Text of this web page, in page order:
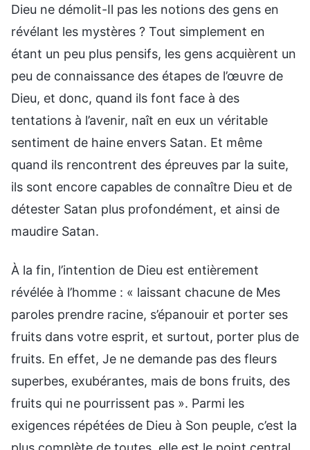
Dieu ne démolit-Il pas les notions des gens en
révélant les mystères ? Tout simplement en
étant un peu plus pensifs, les gens acquièrent un
peu de connaissance des étapes de l’œuvre de
Dieu, et donc, quand ils font face à des
tentations à l’avenir, naît en eux un véritable
sentiment de haine envers Satan. Et même
quand ils rencontrent des épreuves par la suite,
ils sont encore capables de connaître Dieu et de
détester Satan plus profondément, et ainsi de
maudire Satan.
À la fin, l’intention de Dieu est entièrement
révélée à l’homme : « laissant chacune de Mes
paroles prendre racine, s’épanouir et porter ses
fruits dans votre esprit, et surtout, porter plus de
fruits. En effet, Je ne demande pas des fleurs
superbes, exubérantes, mais de bons fruits, des
fruits qui ne pourrissent pas ». Parmi les
exigences répétées de Dieu à Son peuple, c’est la